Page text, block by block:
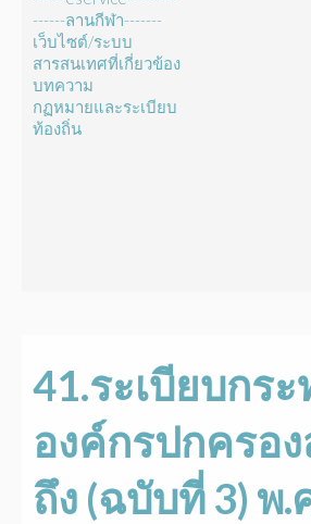
------ลานกีฬา-------
เว็บไซต์/ระบบ
สารสนเทศที่เกี่ยวข้อง
บทความ
กฏหมายและระเบียบ
ท้องถิ่น
41.ระเบียบกร
องค์กรปกครอ
ถึง (ฉบับที่ 3) พ.